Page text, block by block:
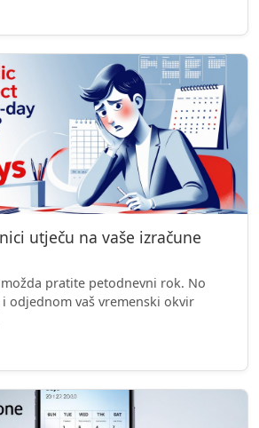
utječu na vaše izračune
pratite petodnevni rok. No
odjednom vaš vremenski okvir